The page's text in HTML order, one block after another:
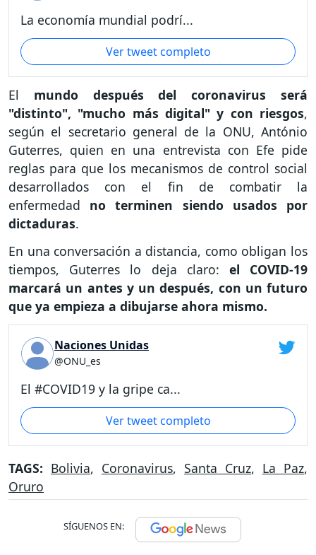
La economía mundial podrí...
Ver tweet completo
El mundo después del coronavirus será
"distinto", "mucho más digital" y con riesgos,
según el secretario general de la ONU, António
Guterres, quien en una entrevista con Efe pide
reglas para que los mecanismos de control social
desarrollados con el fin de combatir la
enfermedad no terminen siendo usados por
dictaduras.
En una conversación a distancia, como obligan los
tiempos, Guterres lo deja claro: el COVID-19
marcará un antes y un después, con un futuro
que ya empieza a dibujarse ahora mismo.
Naciones Unidas
@ONU_es
El #COVID19 y la gripe ca...
Ver tweet completo
TAGS: Bolivia, Coronavirus, Santa Cruz, La Paz,
Oruro
SÍGUENOS EN: